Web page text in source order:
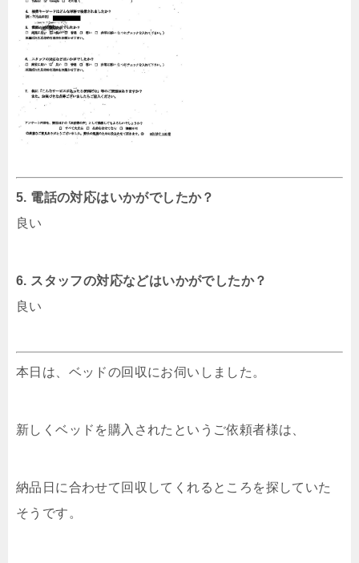
5. 電話の対応はいかがでしたか？
良い
6. スタッフの対応などはいかがでしたか？
良い
本日は、ベッドの回収にお伺いしました。
新しくベッドを購入されたというご依頼者様は、
納品日に合わせて回収してくれるところを探していた
そうです。